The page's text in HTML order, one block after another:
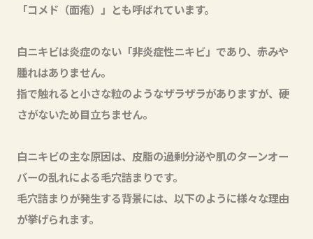
「コメド（面疱）」とも呼ばれています。
白ニキビは炎症のない「非炎症性ニキビ」であり、赤みや
腫れはありません。
指で触れると小さな粒のようなザラザラがありますが、硬
さがないため目立ちません。
白ニキビの主な原因は、皮脂の過剰分泌や肌のターンオー
バーの乱れによる毛穴詰まりです。
毛穴詰まりが発生する背景には、以下のように様々な理由
が挙げられます。